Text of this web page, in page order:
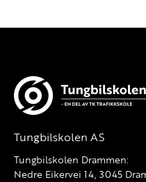
Tungbilskolen AS
Tungbilskolen Drammen:
Nedre Eikervei 14, 3045